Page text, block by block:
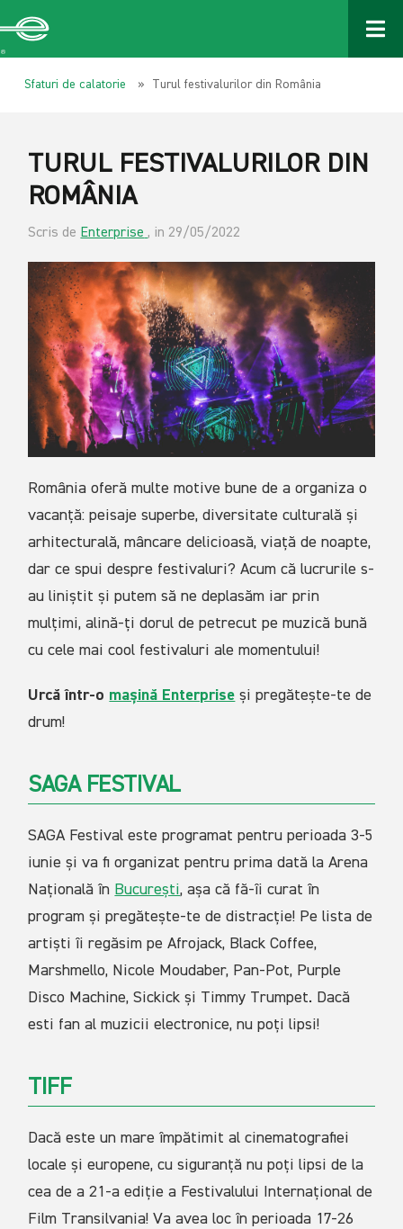
Sfaturi de calatorie » Turul festivalurilor din România
TURUL FESTIVALURILOR DIN
ROMÂNIA
Scris de Enterprise , in 29/05/2022
România oferă multe motive bune de a organiza o
vacanță: peisaje superbe, diversitate culturală și
arhitecturală, mâncare delicioasă, viață de noapte,
dar ce spui despre festivaluri? Acum că lucrurile s-
au liniștit și putem să ne deplasăm iar prin
mulțimi, alină-ți dorul de petrecut pe muzică bună
cu cele mai cool festivaluri ale momentului!
Urcă într-o mașină Enterprise și pregătește-te de
drum!
SAGA FESTIVAL
SAGA Festival este programat pentru perioada 3-5
iunie și va fi organizat pentru prima dată la Arena
Națională în București, așa că fă-îi curat în
program și pregătește-te de distracție! Pe lista de
artiști îi regăsim pe Afrojack, Black Coffee,
Marshmello, Nicole Moudaber, Pan-Pot, Purple
Disco Machine, Sickick și Timmy Trumpet. Dacă
esti fan al muzicii electronice, nu poți lipsi!
TIFF
Dacă este un mare împătimit al cinematografiei
locale și europene, cu siguranță nu poți lipsi de la
cea de a 21-a ediție a Festivalului Internațional de
Film Transilvania! Va avea loc în perioada 17-26